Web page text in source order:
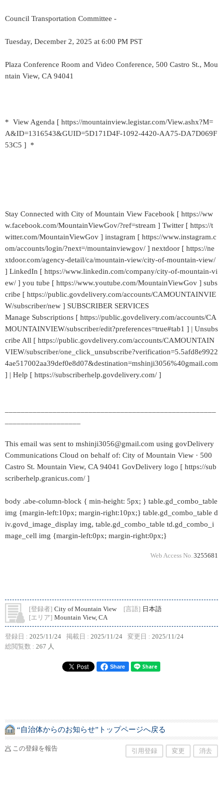
Council Transportation Committee -
Tuesday, December 2, 2025 at 6:00 PM PST
Plaza Conference Room and Video Conference, 500 Castro St., Mou
ntain View, CA 94041
* View Agenda [ https://mountainview.legistar.com/View.ashx?M=
A&ID=1316543&GUID=5D171D4F-1092-4420-AA75-DA7D069F
53C5 ] *
Stay Connected with City of Mountain View Facebook [ https://ww
w.facebook.com/MountainViewGov/?ref=stream ] Twitter [ https://t
witter.com/MountainViewGov ] instagram [ https://www.instagram.c
om/accounts/login/?next=/mountainviewgov/ ] nextdoor [ https://ne
xtdoor.com/agency-detail/ca/mountain-view/city-of-mountain-view/
] LinkedIn [ https://www.linkedin.com/company/city-of-mountain-vi
ew/ ] you tube [ https://www.youtube.com/MountainViewGov ] subs
cribe [ https://public.govdelivery.com/accounts/CAMOUNTAINVIE
W/subscriber/new ] SUBSCRIBER SERVICES
Manage Subscriptions [ https://public.govdelivery.com/accounts/CA
MOUNTAINVIEW/subscriber/edit?preferences=true#tab1 ] | Unsubs
cribe All [ https://public.govdelivery.com/accounts/CAMOUNTAIN
VIEW/subscriber/one_click_unsubscribe?verification=5.5afd8e9922
4ae517002aa39def0e8d07&destination=mshinji3056%40gmail.com
] | Help [ https://subscriberhelp.govdelivery.com/ ]
This email was sent to mshinji3056@gmail.com using govDelivery
Communications Cloud on behalf of: City of Mountain View · 500
Castro St. Mountain View, CA 94041 GovDelivery logo [ https://sub
scriberhelp.granicus.com/ ]
body .abe-column-block { min-height: 5px; } table.gd_combo_table
img {margin-left:10px; margin-right:10px;} table.gd_combo_table d
iv.govd_image_display img, table.gd_combo_table td.gd_combo_i
mage_cell img {margin-left:0px; margin-right:0px;}
Web Access No. 3255681
[登録者] City of Mountain View [言語] 日本語
[エリア] Mountain View, CA
登録日 : 2025/11/24 掲載日 : 2025/11/24 変更日 : 2025/11/24
総閲覧数 : 267 人
Share
“自治体からのお知らせ”トップページへ戻る
この登録を報告 引用登録 変更 消去